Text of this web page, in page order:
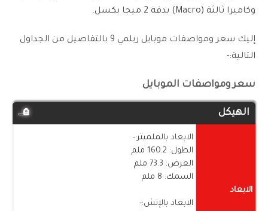
وكاميرا ثالثة (Macro) بدقة 2 ميجا بكسل.
إليك سعر ومواصفات موبايل ريلمي 9 بالتفاصيل من الجداول
التالية:-
سعر ومواصفات الموبايل
الهيكل
الابعاد
الابعاد بالملميتر:-
الطول: 160.2 ملم
العرض: 73.3 ملم
السمك: 8 ملم
الابعاد بالإنش:-